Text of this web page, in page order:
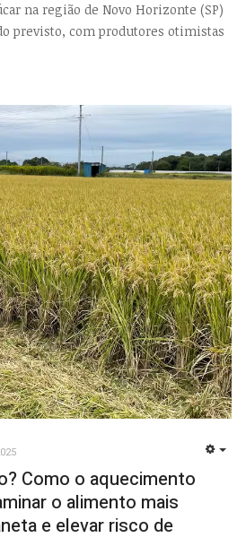
na região de Novo Horizonte (SP)
previsto, com produtores otimistas
Como o aquecimento
o alimento mais
e elevar risco de